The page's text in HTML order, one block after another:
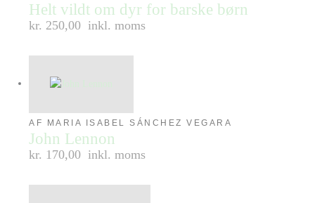
Helt vildt om dyr for barske børn
kr. 250,00 inkl. moms
AF MARIA ISABEL SÁNCHEZ VEGARA
John Lennon
kr. 170,00 inkl. moms